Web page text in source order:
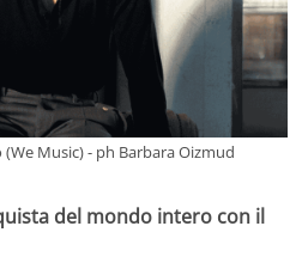
Music) - ph Barbara Oizmud
del mondo intero con il